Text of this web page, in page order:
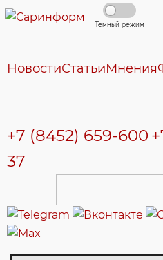
Темный режим
НовостиСтатьиМнения
+7 (8452) 659-600
37